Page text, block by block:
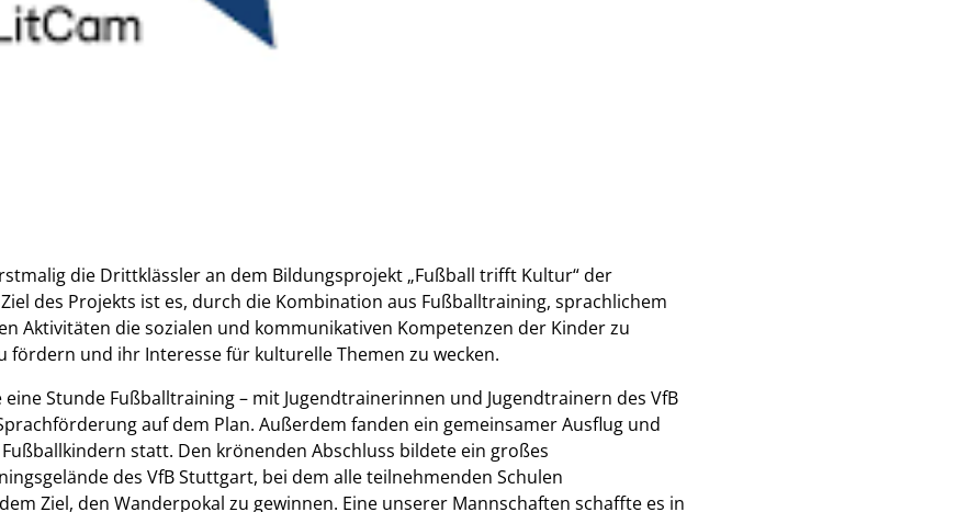
die Drittklässler an dem Bildungsprojekt „Fußball trifft Kultur“ der
des Projekts ist es, durch die Kombination aus Fußballtraining, sprachlichem
Aktivitäten die sozialen und kommunikativen Kompetenzen der Kinder zu
fördern und ihr Interesse für kulturelle Themen zu wecken.
Stunde Fußballtraining – mit Jugendtrainerinnen und Jugendtrainern des VfB
auf dem Plan. Außerdem fanden ein gemeinsamer Ausflug und
statt. Den krönenden Abschluss bildete ein großes
des VfB Stuttgart, bei dem alle teilnehmenden Schulen
Ziel, den Wanderpokal zu gewinnen. Eine unserer Mannschaften schaffte es in